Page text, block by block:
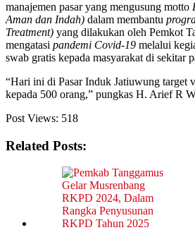
manajemen pasar yang mengusung motto
Aman dan Indah) dalam membantu
Treatment) yang dilakukan oleh Pemkot
mengatasi pandemi Covid-19 melalui
swab gratis kepada masyarakat di sekitar
“Hari ini di Pasar Induk Jatiuwung target
kepada 500 orang,” pungkas H. Arief R
Post Views: 518
Related Posts: